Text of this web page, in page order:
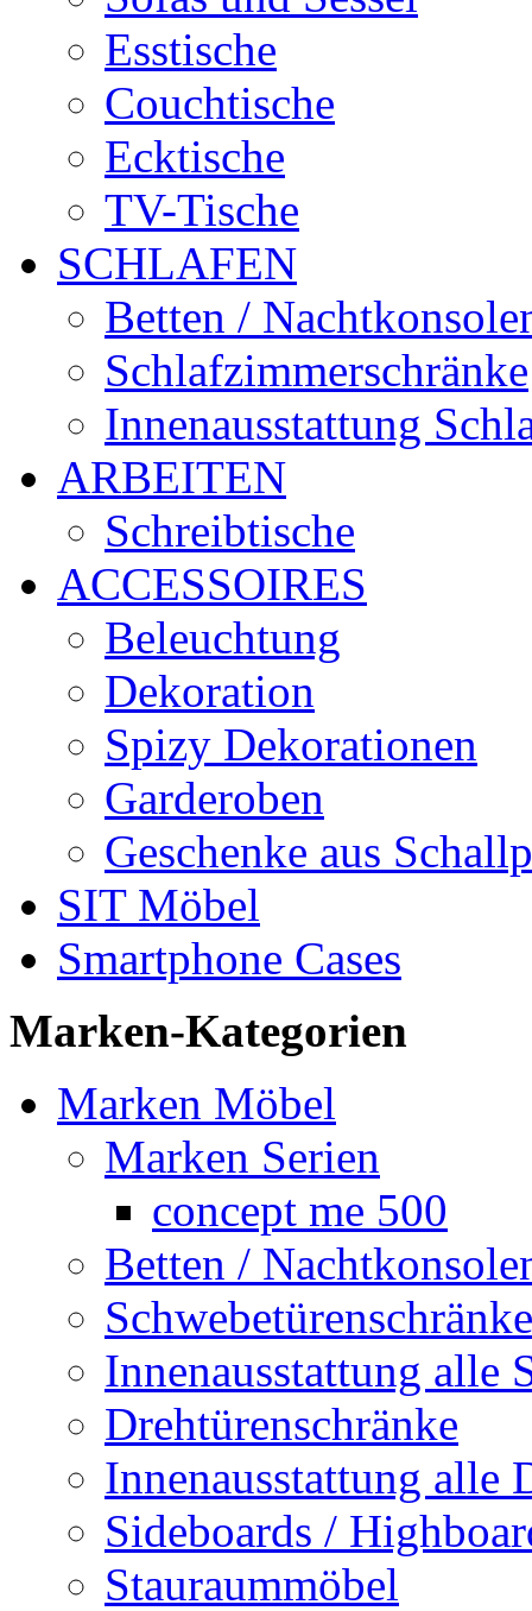
Esstische
Couchtische
Ecktische
TV-Tische
SCHLAFEN
Betten /
Schlafzimmerschränke
Innenausstattung
ARBEITEN
Schreibtische
ACCESSOIRES
Beleuchtung
Dekoration
Spizy Dekorationen
Garderoben
Geschenke aus
SIT Möbel
Smartphone Cases
Marken-Kategorien
Marken Möbel
Marken Serien
concept me 500
Betten /
Schwebetürenschränke
Innenausstattung alle
Drehtürenschränke
Innenausstattung alle
Sideboards /
Stauraummöbel